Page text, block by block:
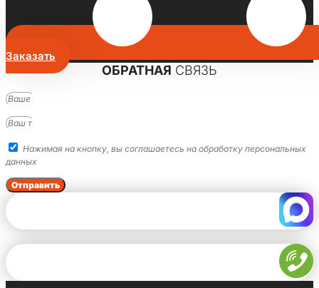
Заказать
ОБРАТНАЯ СВЯЗЬ
Нажимая на кнопку, вы соглашаетесь на обработку персональных
данных
Отправить